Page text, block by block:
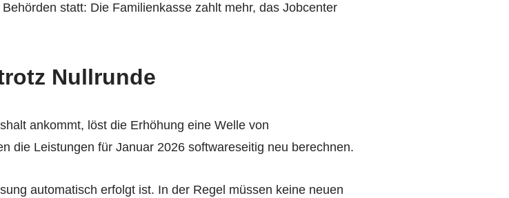
statt: Die Familienkasse zahlt mehr, das Jobcenter
Nullrunde
ankommt, löst die Erhöhung eine Welle von
die Leistungen für Januar 2026 softwareseitig neu berechnen.
automatisch erfolgt ist. In der Regel müssen keine neuen